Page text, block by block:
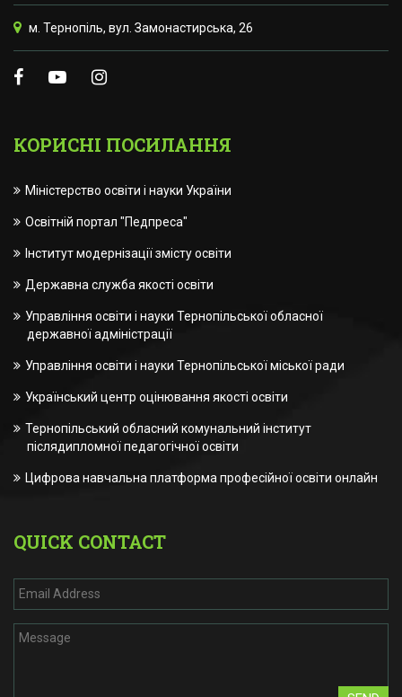
м. Тернопіль, вул. Замонастирська, 26
КОРИСНІ ПОСИЛАННЯ
Міністерство освіти і науки України
Освітній портал "Педпреса"
Інститут модернізації змісту освіти
Державна служба якості освіти
Управління освіти і науки Тернопільської обласної
державної адміністрації
Управління освіти і науки Тернопільської міської ради
Український центр оцінювання якості освіти
Тернопільський обласний комунальний інститут
післядипломної педагогічної освіти
Цифрова навчальна платформа професійної освіти онлайн
QUICK CONTACT